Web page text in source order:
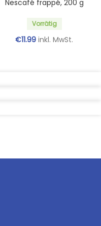
Nescafé frappé, 200 g
Vorrätig
€11.99 inkl. MwSt.